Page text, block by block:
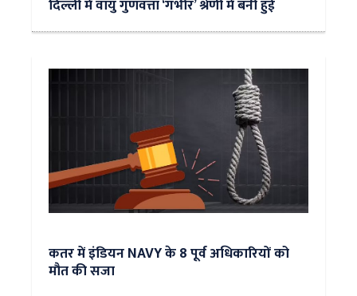
दिल्ली में वायु गुणवत्ता ‘गंभीर’ श्रेणी में बनी हुई
कतर में इंडियन NAVY के 8 पूर्व अधिकारियों को
मौत की सजा